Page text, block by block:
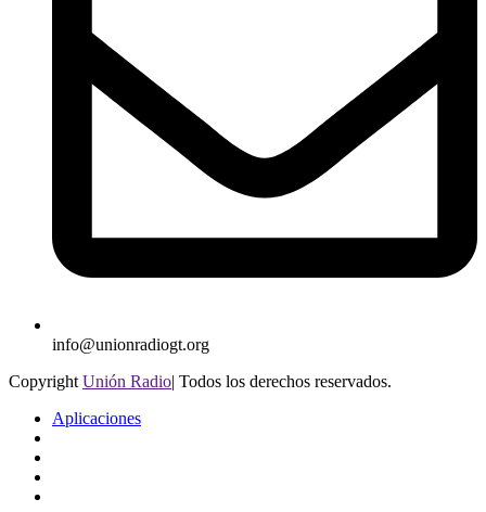
info@unionradiogt.org
Copyright Unión Radio| Todos los derechos reservados.
Aplicaciones